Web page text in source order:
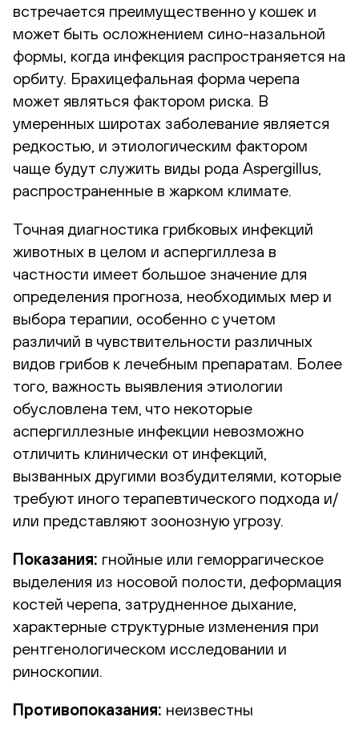
встречается преимущественно у кошек и
может быть осложнением сино-назальной
формы, когда инфекция распространяется на
орбиту. Брахицефальная форма черепа
может являться фактором риска. В
умеренных широтах заболевание является
редкостью, и этиологическим фактором
чаще будут служить виды рода Aspergillus,
распространенные в жарком климате.
Точная диагностика грибковых инфекций
животных в целом и аспергиллеза в
частности имеет большое значение для
определения прогноза, необходимых мер и
выбора терапии, особенно с учетом
различий в чувствительности различных
видов грибов к лечебным препаратам. Более
того, важность выявления этиологии
обусловлена тем, что некоторые
аспергиллезные инфекции невозможно
отличить клинически от инфекций,
вызванных другими возбудителями, которые
требуют иного терапевтического подхода и/
или представляют зоонозную угрозу.
Показания: гнойные или геморрагическое
выделения из носовой полости, деформация
костей черепа, затрудненное дыхание,
характерные структурные изменения при
рентгенологическом исследовании и
риноскопии.
Противопоказания: неизвестны